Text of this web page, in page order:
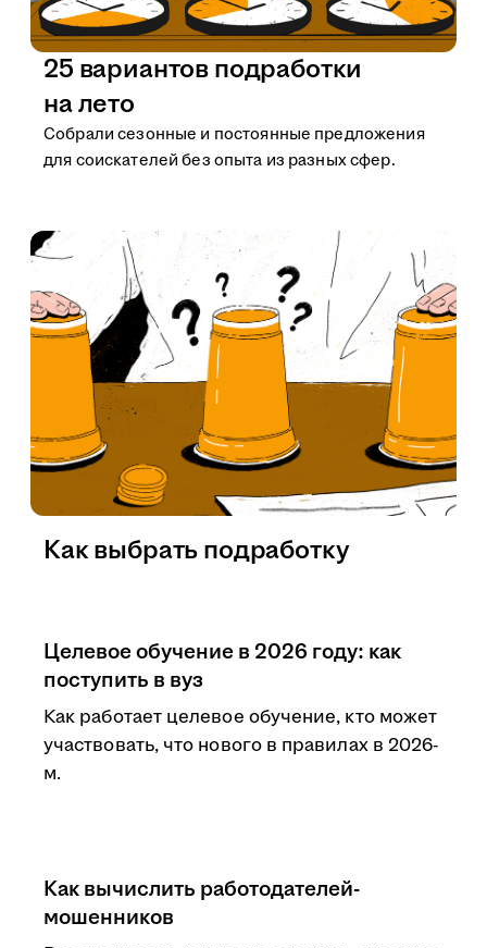
25 вариантов подработки
на лето
Собрали сезонные и постоянные предложения
для соискателей без опыта из разных сфер.
Как выбрать подработку
Целевое обучение в 2026 году: как
поступить в вуз
Как работает целевое обучение, кто может
участвовать, что нового в правилах в 2026-
м.
Как вычислить работодателей-
мошенников